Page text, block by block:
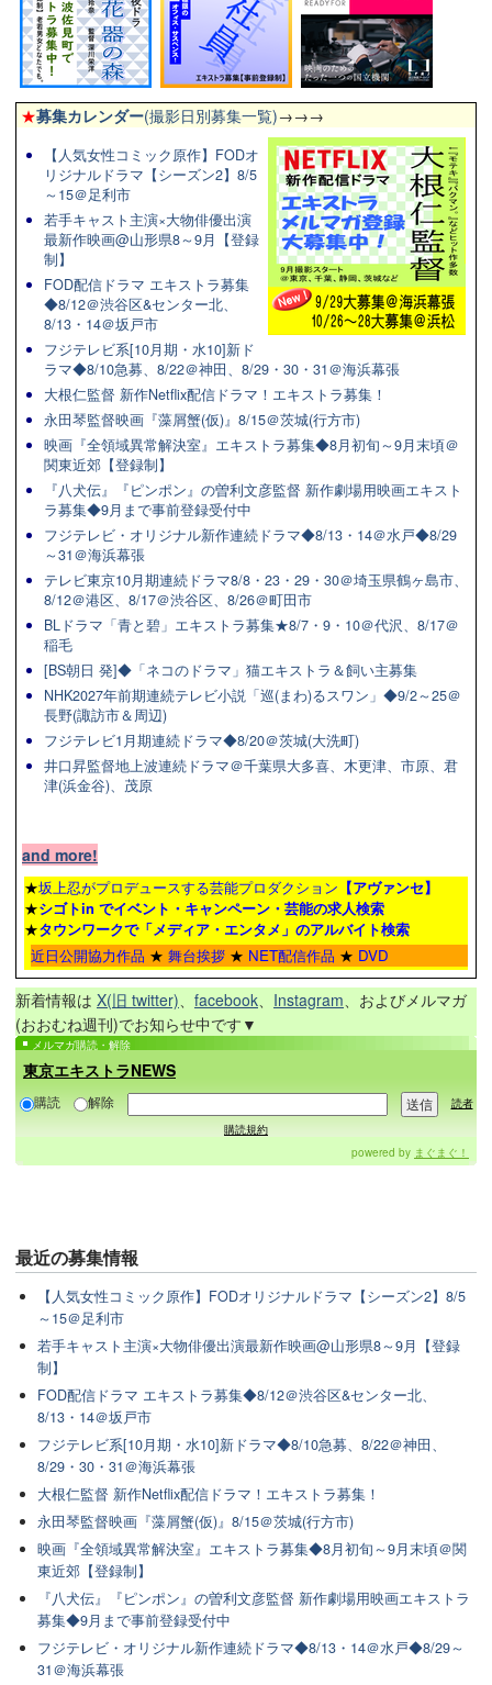
★募集カレンダー(撮影日別募集一覧)→→→
【人気女性コミック原作】FODオ
リジナルドラマ【シーズン2】8/5
～15＠足利市
若手キャスト主演×大物俳優出演
最新作映画@山形県8～9月【登録
制】
FOD配信ドラマ エキストラ募集
◆8/12＠渋谷区&センター北、
8/13・14＠坂戸市
フジテレビ系[10月期・水10]新ド
ラマ◆8/10急募、8/22＠神田、8/29・30・31＠海浜幕張
大根仁監督 新作Netflix配信ドラマ！エキストラ募集！
永田琴監督映画『藻屑蟹(仮)』8/15＠茨城(行方市)
映画『全領域異常解決室』エキストラ募集◆8月初旬～9月末頃＠
関東近郊【登録制】
『八犬伝』『ピンポン』の曽利文彦監督 新作劇場用映画エキスト
ラ募集◆9月まで事前登録受付中
フジテレビ・オリジナル新作連続ドラマ◆8/13・14＠水戸◆8/29
～31＠海浜幕張
テレビ東京10月期連続ドラマ8/8・23・29・30＠埼玉県鶴ヶ島市、
8/12＠港区、8/17＠渋谷区、8/26＠町田市
BLドラマ「青と碧」エキストラ募集★8/7・9・10＠代沢、8/17＠
稲毛
[BS朝日 発]◆「ネコのドラマ」猫エキストラ＆飼い主募集
NHK2027年前期連続テレビ小説「巡(まわ)るスワン」◆9/2～25＠
長野(諏訪市＆周辺)
フジテレビ1月期連続ドラマ◆8/20＠茨城(大洗町)
井口昇監督地上波連続ドラマ＠千葉県大多喜、木更津、市原、君
津(浜金谷)、茂原
and more!
★坂上忍がプロデュースする芸能プロダクション 【アヴァンセ】
★シゴトin でイベント・キャンペーン・芸能の求人検索
★タウンワークで「メディア・エンタメ」のアルバイト検索
近日公開協力作品 ★ 舞台挨拶 ★ NET配信作品 ★ DVD
新着情報は X(旧 twitter)、 facebook、 Instagram、およびメルマガ
(おおむね週刊)でお知らせ中です▼
メルマガ購読・解除
東京エキストラNEWS
購読 解除
読者
購読規約
powered by まぐまぐ！
最近の募集情報
【人気女性コミック原作】FODオリジナルドラマ【シーズン2】8/5
～15＠足利市
若手キャスト主演×大物俳優出演最新作映画@山形県8～9月【登録
制】
FOD配信ドラマ エキストラ募集◆8/12＠渋谷区&センター北、
8/13・14＠坂戸市
フジテレビ系[10月期・水10]新ドラマ◆8/10急募、8/22＠神田、
8/29・30・31＠海浜幕張
大根仁監督 新作Netflix配信ドラマ！エキストラ募集！
永田琴監督映画『藻屑蟹(仮)』8/15＠茨城(行方市)
映画『全領域異常解決室』エキストラ募集◆8月初旬～9月末頃＠関
東近郊【登録制】
『八犬伝』『ピンポン』の曽利文彦監督 新作劇場用映画エキストラ
募集◆9月まで事前登録受付中
フジテレビ・オリジナル新作連続ドラマ◆8/13・14＠水戸◆8/29～
31＠海浜幕張